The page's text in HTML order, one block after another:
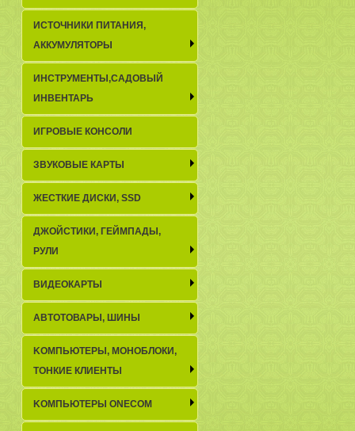
ИСТОЧНИКИ ПИТАНИЯ,
АККУМУЛЯТОРЫ
ИНСТРУМЕНТЫ,САДОВЫЙ
ИНВЕНТАРЬ
ИГРОВЫЕ КОНСОЛИ
ЗВУКОВЫЕ КАРТЫ
ЖЕСТКИЕ ДИСКИ, SSD
ДЖОЙСТИКИ, ГЕЙМПАДЫ,
РУЛИ
ВИДЕОКАРТЫ
АВТОТОВАРЫ, ШИНЫ
KОМПЬЮТЕРЫ, МОНОБЛОКИ,
ТОНКИЕ КЛИЕНТЫ
KОМПЬЮТЕРЫ ONECOM